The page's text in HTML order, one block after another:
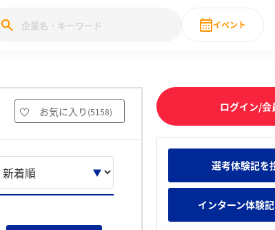
ーン
ンキング みんなの新卒就職人気企業ランキング みん
DX企業特集 28卒 IT・DX現場社員インタビュー
イベント
直近
お気に入り (5158) ログイン/会
選考体験記を
インターン体験